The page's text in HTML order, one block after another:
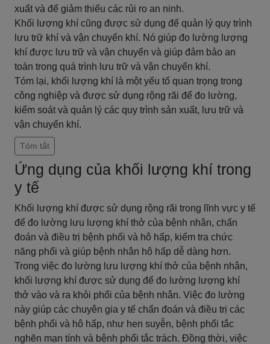
xuất và để giảm thiểu các rủi ro an ninh.
Khối lượng khí cũng được sử dụng để quản lý quy trình
lưu trữ khí và vận chuyển khí. Nó giúp đo lường lượng
khí được lưu trữ và vận chuyển và giúp đảm bảo an
toàn trong quá trình lưu trữ và vận chuyển khí.
Tóm lại, khối lượng khí là một yếu tố quan trọng trong
công nghiệp và được sử dụng rộng rãi để đo lường,
kiểm soát và quản lý các quy trình sản xuất, lưu trữ và
vận chuyển khí.
Tóm tắt
Ứng dụng của khối lượng khí trong
y tế
Khối lượng khí được sử dụng rộng rãi trong lĩnh vực y tế
để đo lường lưu lượng khí thở của bệnh nhân, chẩn
đoán và điều trị bệnh phổi và hô hấp, kiểm tra chức
năng phổi và giúp bệnh nhân hô hấp dễ dàng hơn.
Trong việc đo lường lưu lượng khí thở của bệnh nhân,
khối lượng khí được sử dụng để đo lường lượng khí
thở vào và ra khỏi phổi của bệnh nhân. Việc đo lường
này giúp các chuyên gia y tế chẩn đoán và điều trị các
bệnh phổi và hô hấp, như hen suyễn, bệnh phổi tắc
nghẽn mạn tính và bệnh phổi tắc trách. Đồng thời, việc